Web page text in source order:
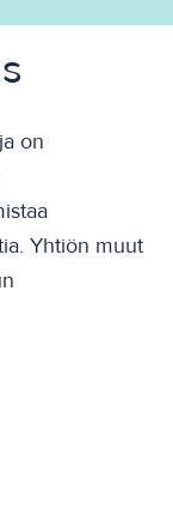
on
Yhtiön muut